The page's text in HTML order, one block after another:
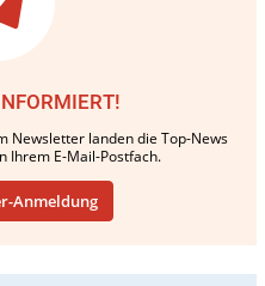
Newsletter landen die Top-News
Ihrem E-Mail-Postfach.
Anmeldung